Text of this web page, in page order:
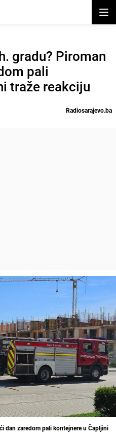
gradu? Piroman
pali
traže reakciju
Radiosarajevo.ba
dan zaredom pali kontejnere u Čapljini